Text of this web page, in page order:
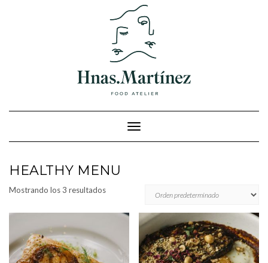
Cambiar modo de navegación
HEALTHY MENU
Mostrando los 3 resultados